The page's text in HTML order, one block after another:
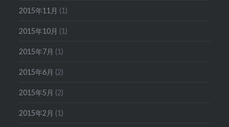
2015年11月 (1)
2015年10月 (1)
2015年7月 (1)
2015年6月 (2)
2015年5月 (2)
2015年2月 (1)